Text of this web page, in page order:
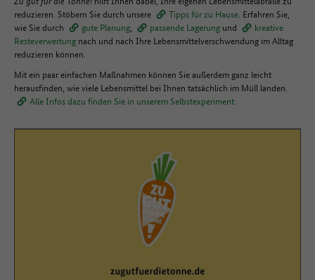
reduzieren. Stöbern Sie durch unsere
Tipps für zu Hause. Erfahren Sie,
wie Sie durch
gute Planung, passende Lagerung und
kreative
Resteverwertung nach und nach Ihre Lebensmittelverschwendung im Alltag
reduzieren können.
Mit ein paar einfachen Maßnahmen können Sie außerdem ganz leicht
herausfinden, wie viele Lebensmittel bei Ihnen tatsächlich im Müll landen.
Alle Infos dazu finden Sie in unserem Selbstexperiment.